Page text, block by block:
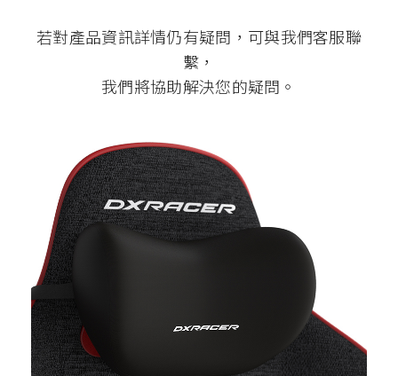
若對產品資訊詳情仍有疑問，可與我們客服聯
繫，
我們將協助解決您的疑問。